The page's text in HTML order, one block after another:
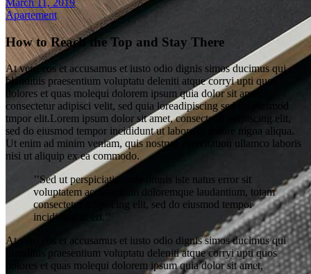
March 11, 2019
Apartement
How to Reach the Top and Stay There
At vero eos et accusamus et iusto odio dignis simos ducimus qui
blanditiis praesentium voluptatu deleniti atque corryi upti quos
dolores et quas molequi dolorem ipsum quia dolor sit amet,
consectetur adipisci velit, sed quia loreadipiscing sed do eiusmod
tmpor elit.Lorem ipsum dolor sit amet, consectetur adipiscing elit,
sed do eiusmod tempor incididunt ut labore et dolore mgna aliqua.
Ut enim ad minim veniam, quis nostrud exercitation ullamco laboris
nisi ut aliquip ex ea commodo.
’’Sed ut perspiciatis unde omnis iste natus error sit
voluptatem accusantium doloremque laudantium, totam
consectetur adipiscing elit, sed do eiusmod tempor
incididunt ut eri.’’
At vero eos et accusamus et iusto odio dignis simos ducimus qui
blanditiis praesentium voluptatu deleniti atque corryi upti quos
dolores et quas molequi dolorem ipsum quia dolor sit amet,